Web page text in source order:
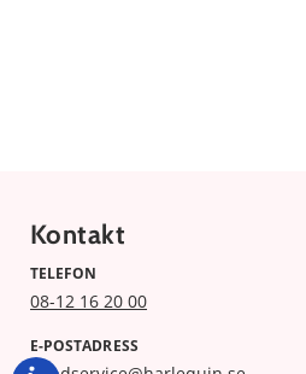
Kontakt
TELEFON
08-12 16 20 00
E-POSTADRESS